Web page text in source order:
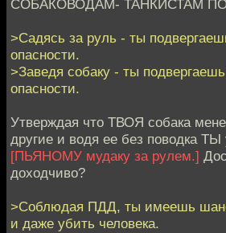
СОБАКОВОДАМ- ТАНКИСТАМ
>Садясь за руль - ты
опасности.
>Заведя собаку - ты
опасности.
Утверждая что ТВОЯ собака
другие и водя ее без поводка
[ПЬЯНОМУ мудаку за рулем.]
доходчиво?
>Соблюдая ПДД, ты имеешь
и даже убить человека.